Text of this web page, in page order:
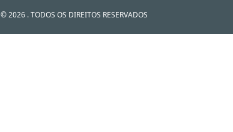
© 2026 . TODOS OS DIREITOS RESERVADOS